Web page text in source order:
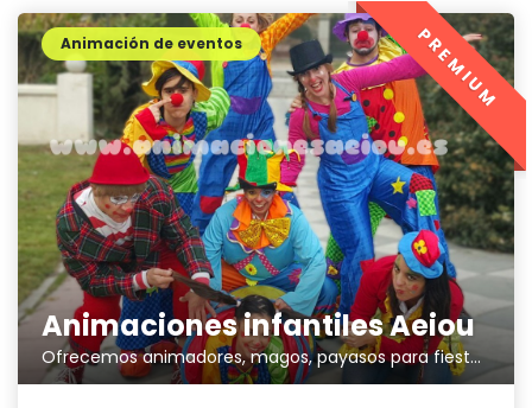
Animaciones infantiles Aeiou
Ofrecemos animadores, magos, payasos para fiestas infantiles
Animación de eventos PREMIUM